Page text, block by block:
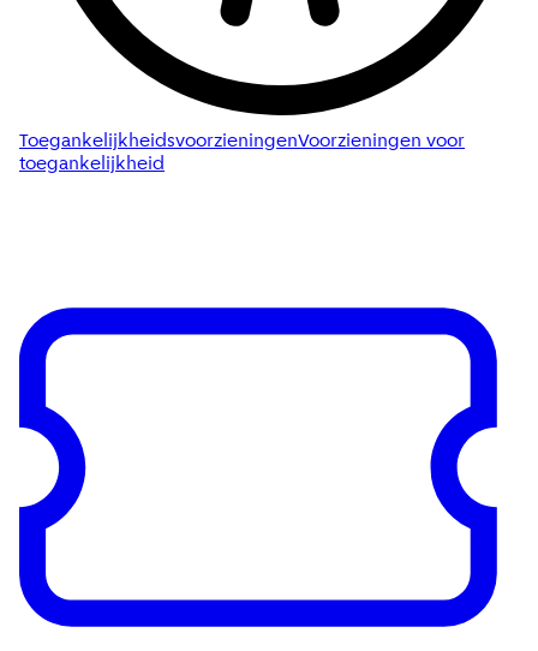
ToegankelijkheidsvoorzieningenVoorzieningen voor
toegankelijkheid